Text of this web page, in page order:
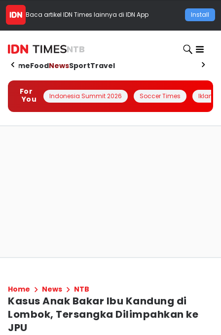
Baca artikel IDN Times lainnya di IDN App Install
NTB
HomeFoodNewsSportTravel
For
You
Indonesia Summit 2026 Soccer Times Iklanin
Home News NTB
Kasus Anak Bakar Ibu Kandung di
Lombok, Tersangka Dilimpahkan ke
JPU